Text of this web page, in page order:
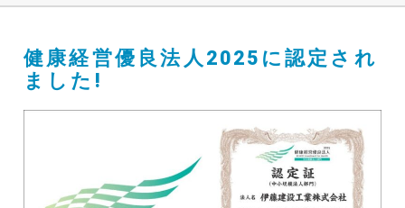
健康経営優良法人2025に認定され
ました!